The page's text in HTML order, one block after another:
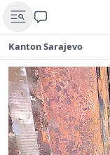
Kanton Sarajevo